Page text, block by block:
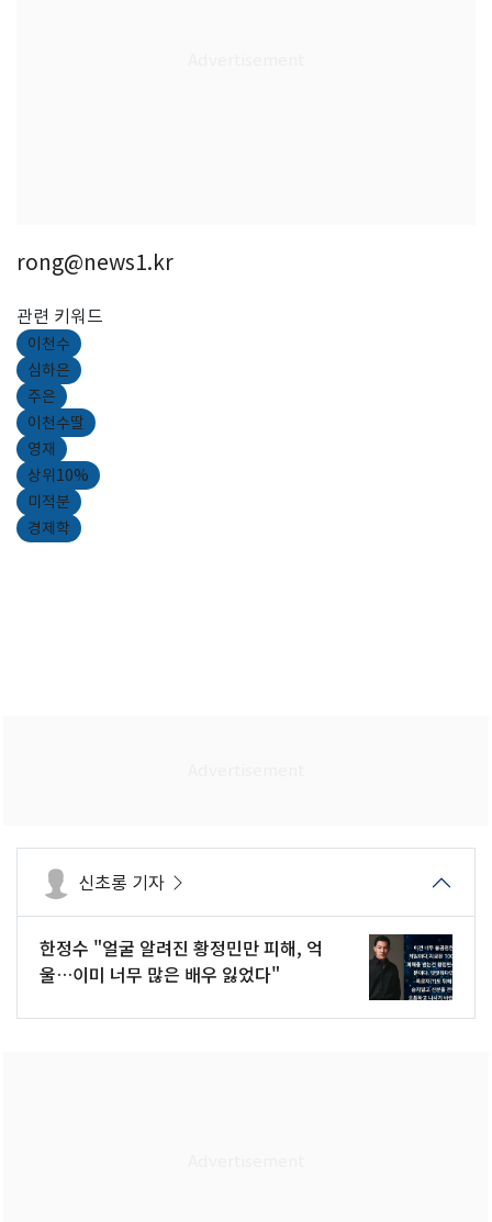
rong@news1.kr
관련 키워드
이천수
심하은
주은
이천수딸
영재
상위10%
미적분
경제학
신초롱 기자
한정수 "얼굴 알려진 황정민만 피해, 억
울…이미 너무 많은 배우 잃었다"